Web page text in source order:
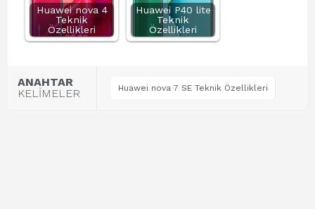
Huawei nova 4
Teknik
Özellikleri
Huawei P40 lite
Teknik
Özellikleri
ANAHTAR
KELİMELER
Huawei nova 7 SE Teknik Özellikleri